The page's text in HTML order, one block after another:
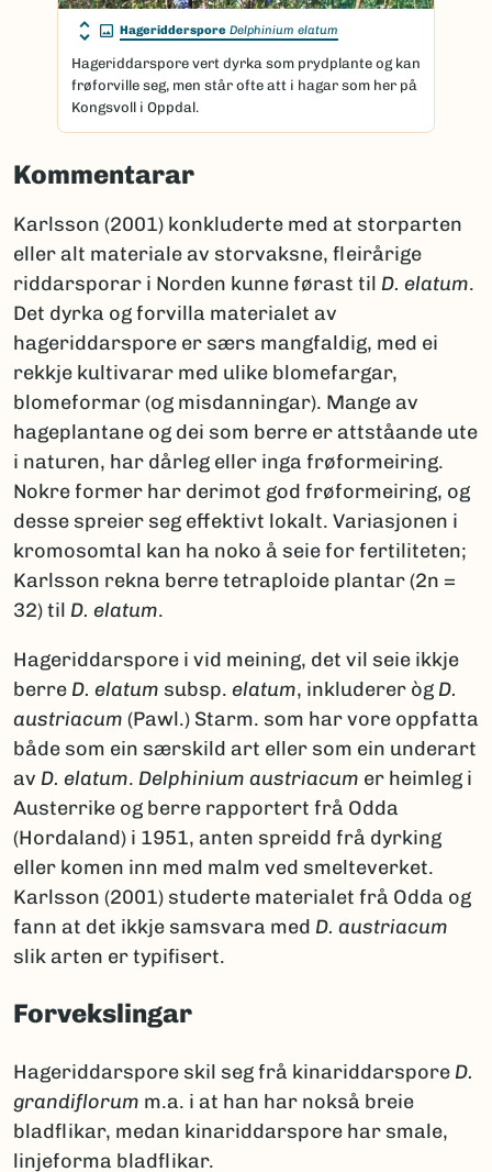
Hageridderspore Delphinium elatum
Hageriddarspore vert dyrka som prydplante og kan
frøforville seg, men står ofte att i hagar som her på
Kongsvoll i Oppdal.
Kommentarar
Karlsson (2001) konkluderte med at storparten
eller alt materiale av storvaksne, fleirårige
riddarsporar i Norden kunne førast til D. elatum.
Det dyrka og forvilla materialet av
hageriddarspore er særs mangfaldig, med ei
rekkje kultivarar med ulike blomefargar,
blomeformar (og misdanningar). Mange av
hageplantane og dei som berre er attståande ute
i naturen, har dårleg eller inga frøformeiring.
Nokre former har derimot god frøformeiring, og
desse spreier seg effektivt lokalt. Variasjonen i
kromosomtal kan ha noko å seie for fertiliteten;
Karlsson rekna berre tetraploide plantar (2n =
32) til D. elatum.
Hageriddarspore i vid meining, det vil seie ikkje
berre D. elatum subsp. elatum, inkluderer òg D.
austriacum (Pawl.) Starm. som har vore oppfatta
både som ein særskild art eller som ein underart
av D. elatum. Delphinium austriacum er heimleg i
Austerrike og berre rapportert frå Odda
(Hordaland) i 1951, anten spreidd frå dyrking
eller komen inn med malm ved smelteverket.
Karlsson (2001) studerte materialet frå Odda og
fann at det ikkje samsvara med D. austriacum
slik arten er typifisert.
Forvekslingar
Hageriddarspore skil seg frå kinariddarspore D.
grandiflorum m.a. i at han har nokså breie
bladflikar, medan kinariddarspore har smale,
linjeforma bladflikar.